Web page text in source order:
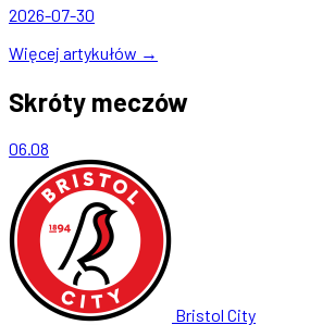
2026-07-30
Więcej artykułów →
Skróty meczów
06.08
Bristol City